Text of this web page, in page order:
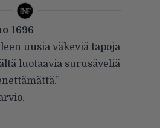
1696
uusia väkeviä tapoja
luotaavia surusäveliä
.